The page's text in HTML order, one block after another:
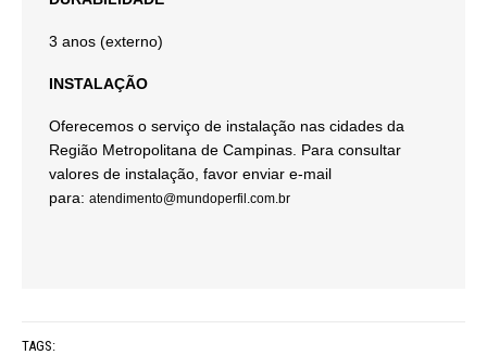
3 anos (externo)
INSTALAÇÃO
Oferecemos o serviço de instalação nas cidades da
Região Metropolitana de Campinas. Para consultar
valores de instalação, favor enviar e-mail
para: atendimento@mundoperfil.com.br
TAGS: